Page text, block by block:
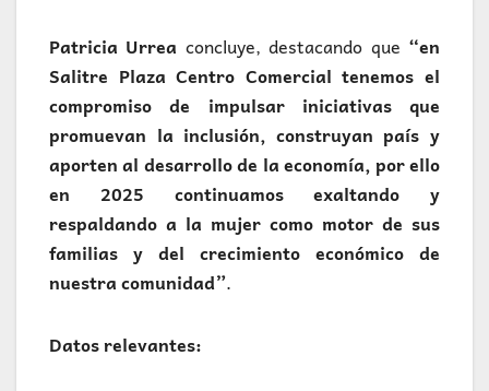
Patricia Urrea concluye, destacando que “en
Salitre Plaza Centro Comercial tenemos el
compromiso de impulsar iniciativas que
promuevan la inclusión, construyan país y
aporten al desarrollo de la economía, por ello
en 2025 continuamos exaltando y
respaldando a la mujer como motor de sus
familias y del crecimiento económico de
nuestra comunidad”.
Datos relevantes: